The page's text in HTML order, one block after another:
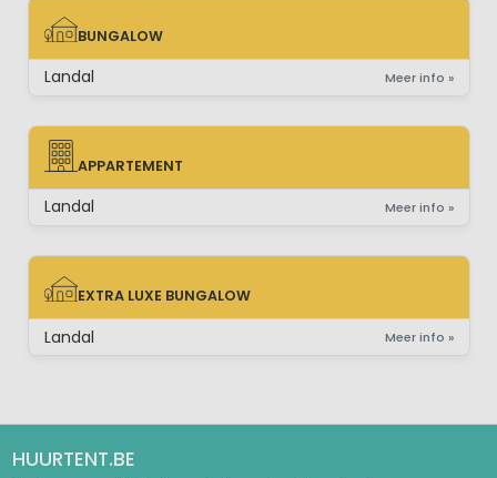
BUNGALOW
BUNGALOW
Landal Meer info »
APPARTEMENT
APPARTEMENT
Landal Meer info »
EXTRA LUXE BUNGALOW
EXTRA LUXE BUNGALOW
Landal Meer info »
HUURTENT.BE